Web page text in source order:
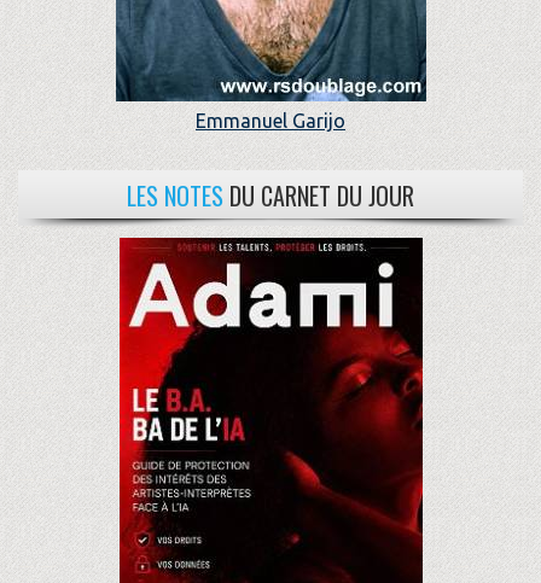
Emmanuel Garijo
LES NOTES DU CARNET DU JOUR